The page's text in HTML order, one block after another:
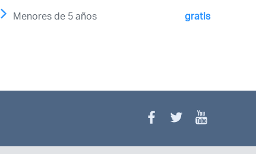
Menores de 5 años gratis